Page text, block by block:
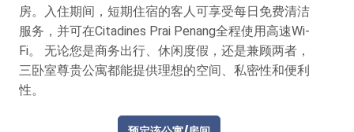
房。入住期间，短期住宿的客人可享受每日免费清洁
服务，并可在Citadines Prai Penang全程使用高速Wi-
Fi。 无论您是商务出行、休闲度假，还是兼顾两者，
三卧室尊贵公寓都能提供理想的空间、私密性和便利
性。